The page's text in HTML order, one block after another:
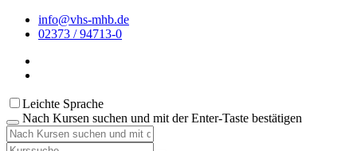
info@vhs-mhb.de
02373 / 94713-0
Leichte Sprache
Nach Kursen suchen und mit der Enter-Taste bestätigen